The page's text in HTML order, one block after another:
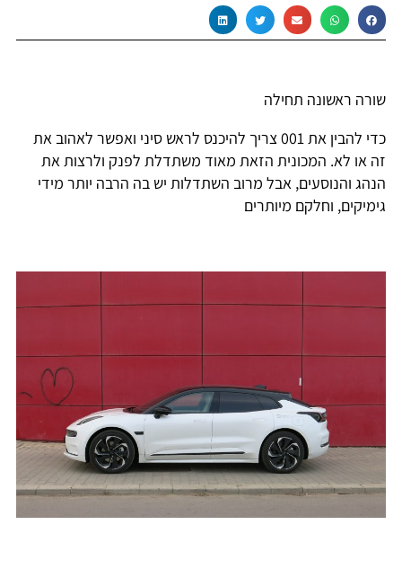
שורה ראשונה תחילה
כדי להבין את 001 צריך להיכנס לראש סיני ואפשר לאהוב את
זה או לא. המכונית הזאת מאוד משתדלת לפנק ולרצות את
הנהג והנוסעים, אבל מרוב השתדלות יש בה הרבה יותר מידי
גימיקים, וחלקם מיותרים